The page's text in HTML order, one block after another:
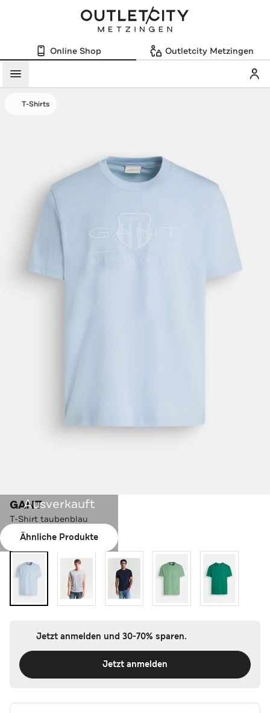
Online Shop Outletcity Metzingen
Menü
T-Shirts
Ausverkauft
Ähnliche Produkte
GANT
T-Shirt taubenblau
Farbe:taubenblau
Jetzt anmelden und 30-70% sparen.
Jetzt anmelden